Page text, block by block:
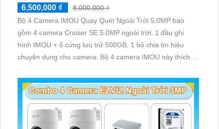
6,500,000 ₫
8,000,000 ₫
Bộ 4 Camera IMOU Quay Quét Ngoài Trời 5.0MP bao
gồm 4 camera Cruiser SE 5.0MP ngoài trời, 1 đầu ghi
hình IMOU + ổ cứng lưu trữ 500GB, 1 bộ chia tín hiệu
chuyên dụng cho camera. Bộ 4 camera IMOU này thích
cần giám sát ngoài trời